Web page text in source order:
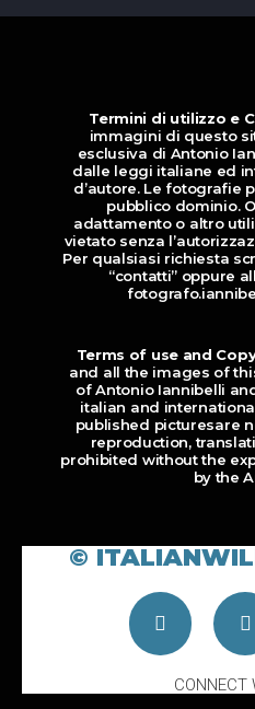
Termini di utilizzo e
immagini di questo
esclusiva di Antonio
dalle leggi italiane ed
d’autore. Le fotografie
pubblico dominio.
adattamento o altro
vietato senza
Per qualsiasi richiesta
“contatti” oppure
Terms of use and
and all the images of
of Antonio Iannibelli
italian and
published picturesare
reproduction,
prohibited without the
by the
©
CONNECT